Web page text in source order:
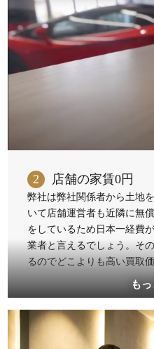
2 店舗の家賃0円
弊社は弊社関係者から土地
いて店舗運営者も近隣に無
をしているため日本一経費
業者と言えるでしょう。そ
るのでどこよりも高い買取